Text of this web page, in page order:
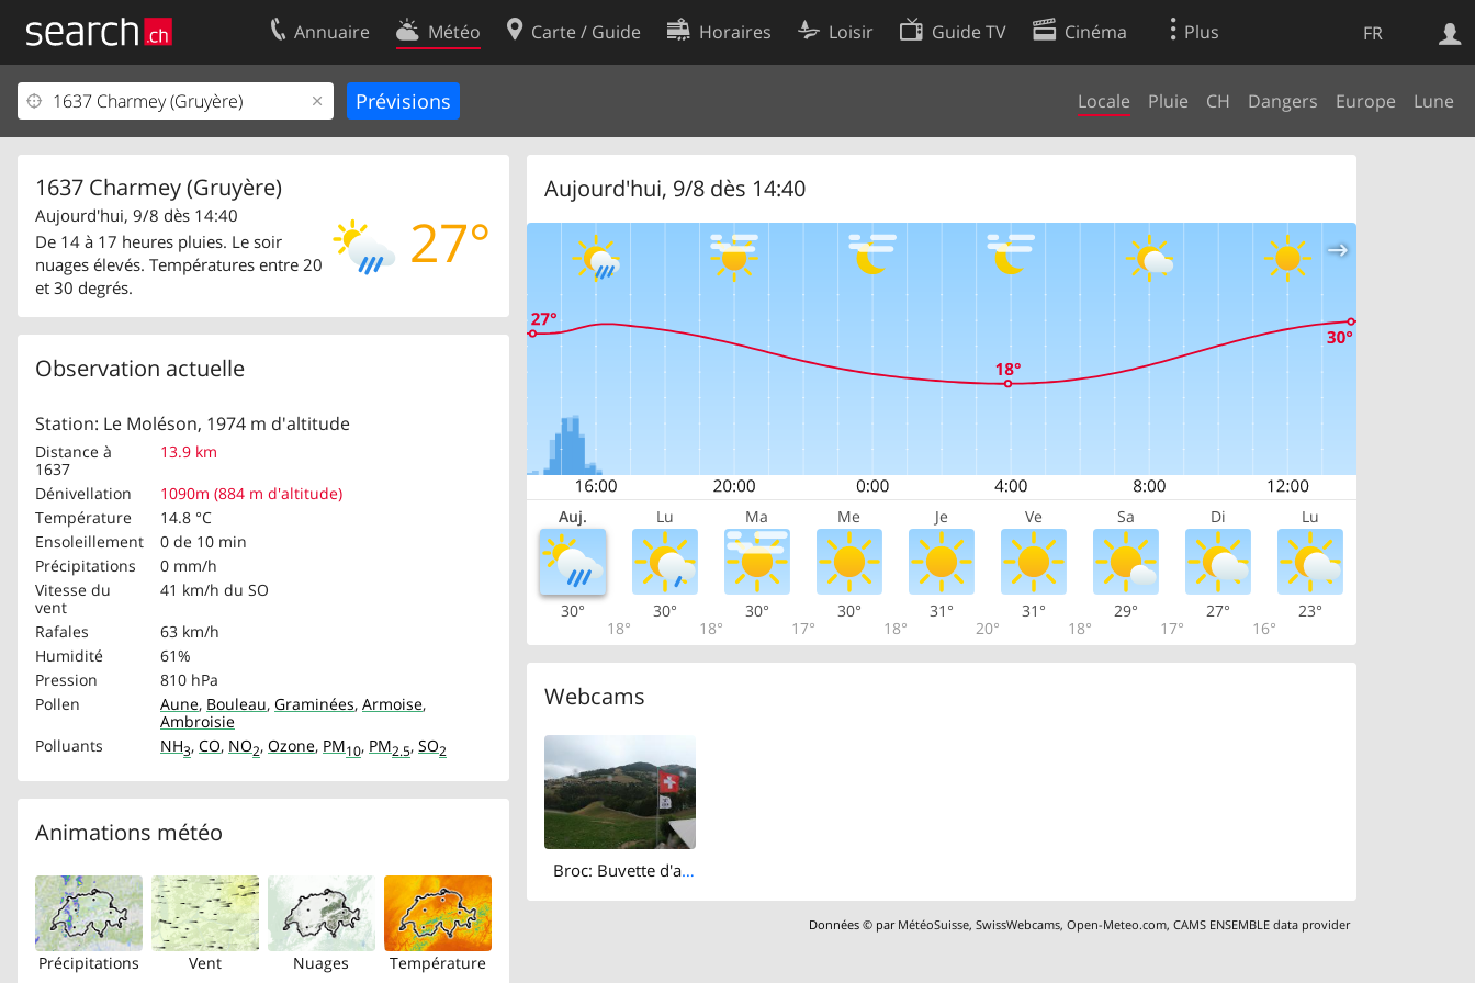
FR
Annuaire Météo Carte / Guide Horaires Loisir Guide TV Cinéma Plus
Locale Pluie CH Dangers Europe Lune
1637 Charmey (Gruyère)
27°
Aujourd'hui, 9/8 dès 14:40
De 14 à 17 heures pluies. Le soir
nuages élevés. Températures entre 20
et 30 degrés.
Observation actuelle
Station: Le Moléson, 1974 m d'altitude
Distance à
1637
13.9 km
Dénivellation
1090m (884 m d'altitude)
Température
14.8 °C
Ensoleillement
0 de 10 min
Précipitations
0 mm/h
Vitesse du
vent
41 km/h du SO
Rafales
63 km/h
Humidité
61%
Pression
810 hPa
Pollen
Aune, Bouleau, Graminées, Armoise,
Ambroisie
Polluants
NH3, CO, NO2, Ozone, PM10, PM2.5, SO2
Animations météo
Précipitations Vent Nuages Température
Aujourd'hui, 9/8 dès 14:40
Auj. Lu Ma Me Je Ve Sa Di Lu
30°
18°
30°
18°
30°
17°
30°
18°
31°
20°
31°
18°
29°
17°
27°
16°
23°
Webcams
Broc: Buvette d'alpage Chez Boudji - Lac de Montsalvens - Gruyères - Moléson
Données © par MétéoSuisse,SwissWebcams,Open-Meteo.com,CAMS ENSEMBLE data provider
Web
Votre inscription
Centre clients
Mentions Légales
Contact
Conditions d’utilisation
Préférences de cookies